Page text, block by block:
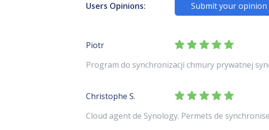
Users Opinions: Submit your opinion
Piotr
Program do synchronizacji chmury prywatnej
Christophe S.
Cloud agent de Synology. Permets de